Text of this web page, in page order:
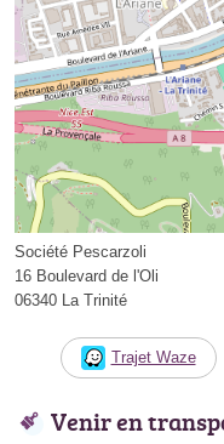
Société Pescarzoli
16 Boulevard de l'Oli
06340 La Trinité
Trajet Waze
Venir en